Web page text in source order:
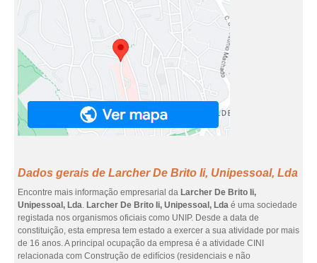
Dados gerais de Larcher De Brito Ii, Unipessoal, Lda
Encontre mais informação empresarial da Larcher De Brito Ii,
Unipessoal, Lda. Larcher De Brito Ii, Unipessoal, Lda é uma sociedade
registada nos organismos oficiais como UNIP. Desde a data de
constituição, esta empresa tem estado a exercer a sua atividade por mais
de 16 anos. A principal ocupação da empresa é a atividade CINI
relacionada com Construção de edifícios (residenciais e não